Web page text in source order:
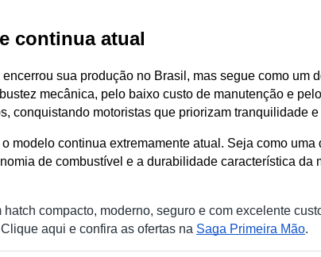
continua atual
encerrou sua produção no Brasil, mas segue como
mecânica, pelo baixo custo de manutenção e
conquistando motoristas que priorizam tranquilidade
modelo continua extremamente atual. Seja como
de combustível e a durabilidade característica
hatch compacto, moderno, seguro e com excelente
aqui e confira as ofertas na Saga Primeira Mão.